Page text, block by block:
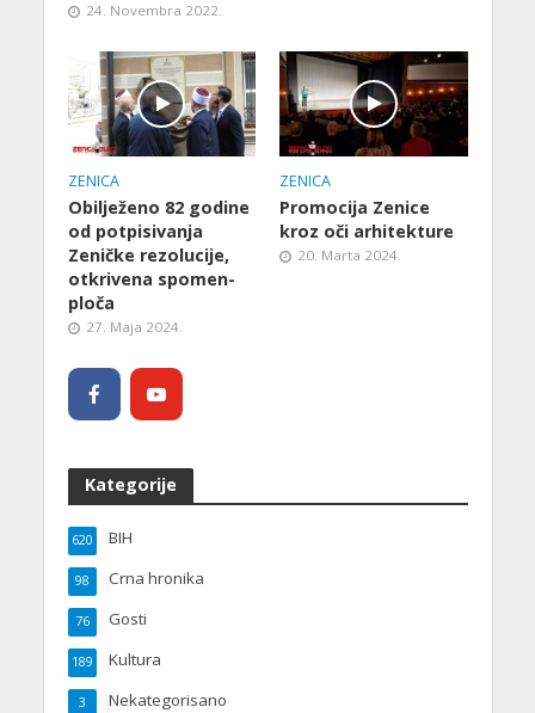
24. Novembra 2022.
ZENICA
Obilježeno 82 godine
od potpisivanja
Zeničke rezolucije,
otkrivena spomen-
ploča
27. Maja 2024.
ZENICA
Promocija Zenice
kroz oči arhitekture
20. Marta 2024.
Kategorije
BIH
620
Crna hronika
98
Gosti
76
Kultura
189
Nekategorisano
3